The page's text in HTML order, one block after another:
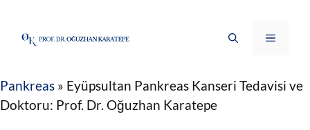
Menü
Pankreas » Eyüpsultan Pankreas Kanseri Tedavisi ve
Doktoru: Prof. Dr. Oğuzhan Karatepe